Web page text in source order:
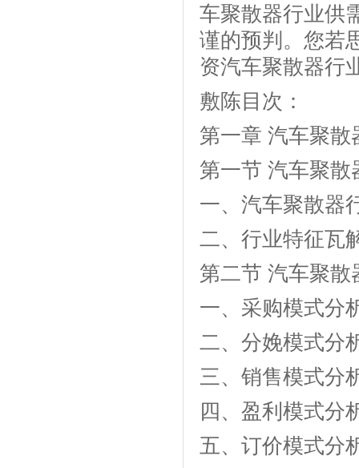
车聚散器行业供
谨的预判。您若
资汽车聚散器行
敷陈目次：
第一章 汽车聚散
第一节 汽车聚
一、汽车聚散器
二、行业特征瓦
第二节 汽车聚
一、采购模式分
二、分娩模式分
三、销售模式分
四、盈利模式分
五、订价模式分